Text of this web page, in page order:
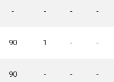
- - - -
90 1 - -
90 - - -